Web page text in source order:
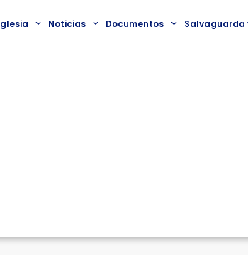
Noticias Documentos Salvaguarda